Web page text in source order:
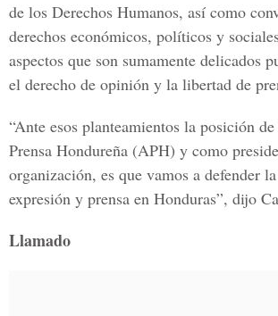
de los Derechos Humanos, así como
derechos económicos, políticos y
aspectos que son sumamente delicados
el derecho de opinión y la libertad de
“Ante esos planteamientos la posición
Prensa Hondureña (APH) y como
organización, es que vamos a defender
expresión y prensa en Honduras”, dijo
Llamado